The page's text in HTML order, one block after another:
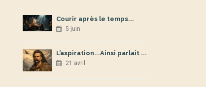
Courir après le temps...
5 juin
L’aspiration...Ainsi parlait ...
21 avril